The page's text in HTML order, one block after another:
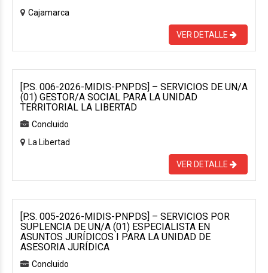
Cajamarca
VER DETALLE
[P.S. 006-2026-MIDIS-PNPDS] – SERVICIOS DE UN/A
(01) GESTOR/A SOCIAL PARA LA UNIDAD
TERRITORIAL LA LIBERTAD
Concluido
La Libertad
VER DETALLE
[P.S. 005-2026-MIDIS-PNPDS] – SERVICIOS POR
SUPLENCIA DE UN/A (01) ESPECIALISTA EN
ASUNTOS JURÍDICOS I PARA LA UNIDAD DE
ASESORIA JURÍDICA
Concluido